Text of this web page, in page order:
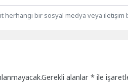
herhangi bir sosyal medya veya iletişim
Gerekli alanlar* ile